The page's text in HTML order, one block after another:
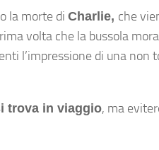
la morte di Charlie, che
volta che la bussola
l’impressione di una non
trova in viaggio, ma